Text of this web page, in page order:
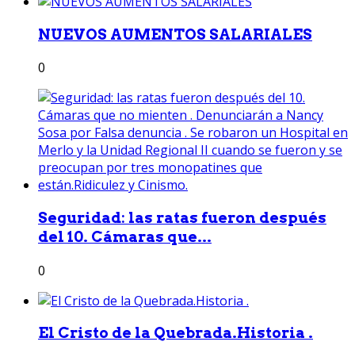
NUEVOS AUMENTOS SALARIALES
0
Seguridad: las ratas fueron después
del 10. Cámaras que...
0
El Cristo de la Quebrada.Historia .